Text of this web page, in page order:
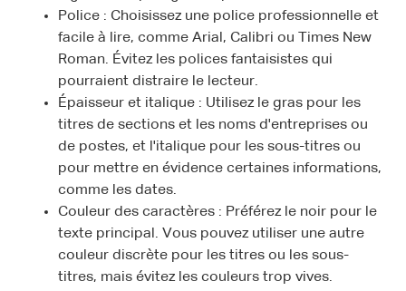
Police : Choisissez une police professionnelle et
facile à lire, comme Arial, Calibri ou Times New
Roman. Évitez les polices fantaisistes qui
pourraient distraire le lecteur.
Épaisseur et italique : Utilisez le gras pour les
titres de sections et les noms d'entreprises ou
de postes, et l'italique pour les sous-titres ou
pour mettre en évidence certaines informations,
comme les dates.
Couleur des caractères : Préférez le noir pour le
texte principal. Vous pouvez utiliser une autre
couleur discrète pour les titres ou les sous-
titres, mais évitez les couleurs trop vives.